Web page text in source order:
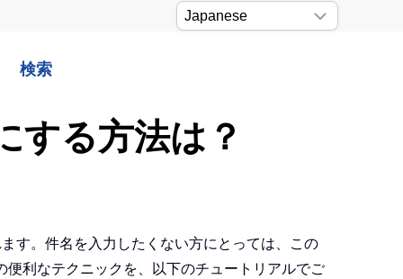
検索
する方法は？
す。件名を入力したくない方にとっては、この
利なテクニックを、以下のチュートリアルでご